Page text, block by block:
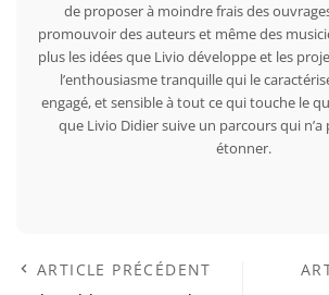
de proposer à moindre frais des
promouvoir des auteurs et même des
plus les idées que Livio développe et les
l’enthousiasme tranquille qui le
engagé, et sensible à tout ce qui touche le
que Livio Didier suive un parcours qui
étonner.
ARTICLE PRÉCÉDENT